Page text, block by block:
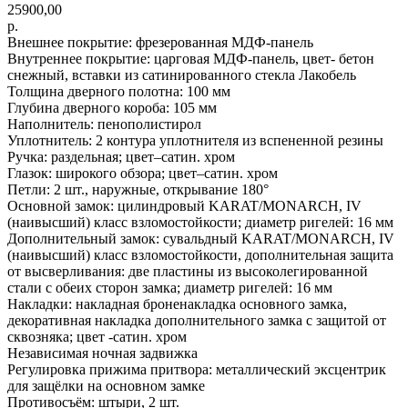
25900,00
р.
Внешнее покрытие: фрезерованная МДФ-панель
Внутреннее покрытие: царговая МДФ-панель, цвет- бетон
снежный, вставки из сатинированного стекла Лакобель
Толщина дверного полотна: 100 мм
Глубина дверного короба: 105 мм
Наполнитель: пенополистирол
Уплотнитель: 2 контура уплотнителя из вспененной резины
Ручка: раздельная; цвет–сатин. хром
Глазок: широкого обзора; цвет–сатин. хром
Петли: 2 шт., наружные, открывание 180°
Основной замок: цилиндровый KARAT/MONARCH, IV
(наивысший) класс взломостойкости; диаметр ригелей: 16 мм
Дополнительный замок: сувальдный KARAT/MONARCH, IV
(наивысший) класс взломостойкости, дополнительная защита
от высверливания: две пластины из высоколегированной
стали с обеих сторон замка; диаметр ригелей: 16 мм
Накладки: накладная броненакладка основного замка,
декоративная накладка дополнительного замка с защитой от
сквозняка; цвет -сатин. хром
Независимая ночная задвижка
Регулировка прижима притвора: металлический эксцентрик
для защёлки на основном замке
Противосъём: штыри, 2 шт.